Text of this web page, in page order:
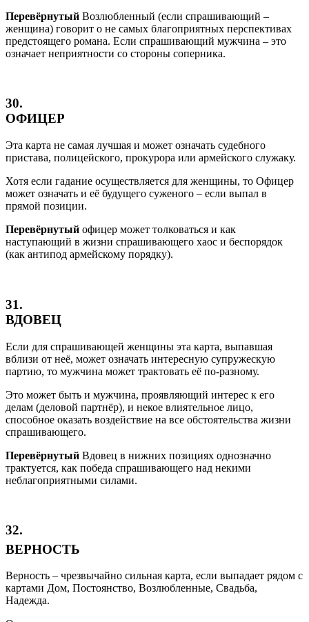
Перевёрнутый Возлюбленный (если спрашивающий –
женщина) говорит о не самых благоприятных перспективах
предстоящего романа. Если спрашивающий мужчина – это
означает неприятности со стороны соперника.
30.
ОФИЦЕР
Эта карта не самая лучшая и может означать судебного
пристава, полицейского, прокурора или армейского служаку.
Хотя если гадание осуществляется для женщины, то Офицер
может означать и её будущего суженого – если выпал в
прямой позиции.
Перевёрнутый офицер может толковаться и как
наступающий в жизни спрашивающего хаос и беспорядок
(как антипод армейскому порядку).
31.
ВДОВЕЦ
Если для спрашивающей женщины эта карта, выпавшая
вблизи от неё, может означать интересную супружескую
партию, то мужчина может трактовать её по-разному.
Это может быть и мужчина, проявляющий интерес к его
делам (деловой партнёр), и некое влиятельное лицо,
способное оказать воздействие на все обстоятельства жизни
спрашивающего.
Перевёрнутый Вдовец в нижних позициях однозначно
трактуется, как победа спрашивающего над некими
неблагоприятными силами.
32.
ВЕРНОСТЬ
Верность – чрезвычайно сильная карта, если выпадает рядом с
картами Дом, Постоянство, Возлюбленные, Свадьба,
Надежда.